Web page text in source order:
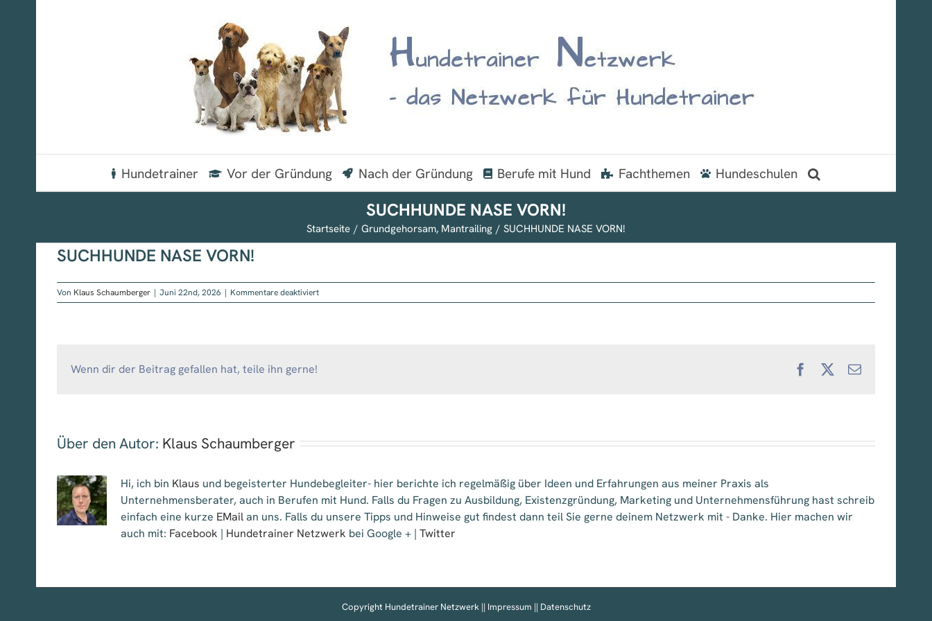
Hundetrainer Vor der Gründung Nach der Gründung Berufe mit Hund Fachthemen Hundeschulen
SUCHHUNDE NASE VORN!
Startseite Grundgehorsam Mantrailing SUCHHUNDE NASE VORN!
SUCHHUNDE NASE VORN!
Von Klaus Schaumberger | Juni 22nd, 2026 | Kommentare deaktiviertfür
SUCHHUNDE
Wenn dir der Beitrag gefallen hat, teile ihn gerne! FacebookE-
Über den Autor: Klaus Schaumberger
Hi, ich bin Klaus und begeisterter Hundebegleiter- hier berichte ich regelmäßig über Ideen und Erfahrungen aus meiner Praxis als
Unternehmensberater, auch in Berufen mit Hund. Falls du Fragen zu Ausbildung, Existenzgründung, Marketing und Unternehmensführung hast schreib
einfach eine kurze EMailan uns. Falls du unsere Tipps und Hinweise gut findest dann teil Sie gerne deinem Netzwerk mit - Danke. Hier machen wir
auch mit: Facebook | Hundetrainer Netzwerk bei Google + | Twitter
Copyright Hundetrainer Netzwerk || Impressum || Datenschutz